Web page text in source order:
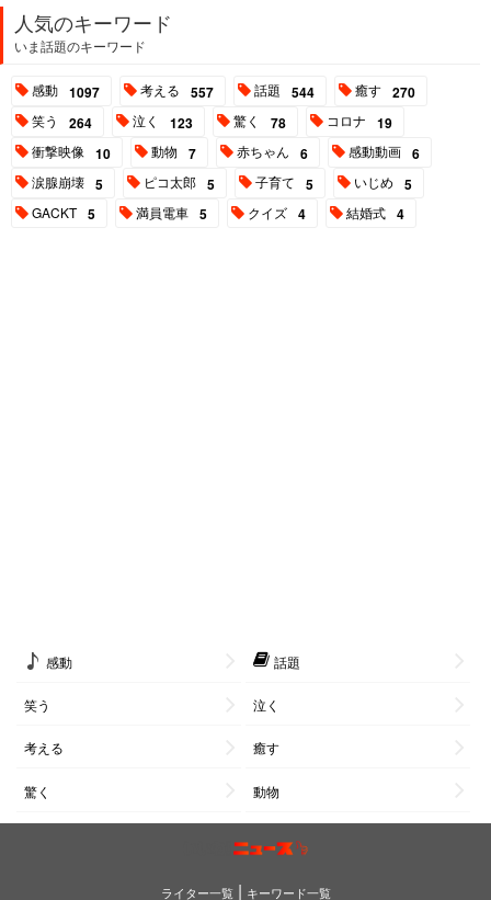
人気のキーワード
いま話題のキーワード
感動 1097 考える 557 話題 544 癒す 270
笑う 264 泣く 123 驚く 78 コロナ 19
衝撃映像 10 動物 7 赤ちゃん 6 感動動画 6
涙腺崩壊 5 ピコ太郎 5 子育て 5 いじめ 5
GACKT 5 満員電車 5 クイズ 4 結婚式 4
感動 話題
笑う 泣く
考える 癒す
驚く 動物
ライター一覧| キーワード一覧